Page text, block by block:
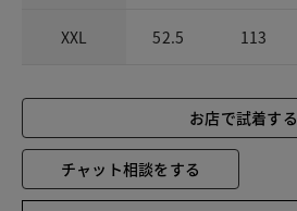
XXL 52.5 113
お店で試着する
チャット相談をする